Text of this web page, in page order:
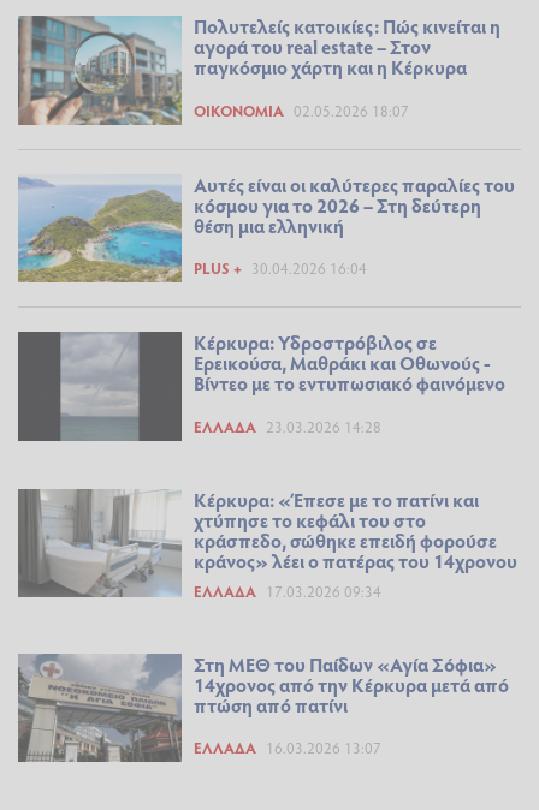
Πολυτελείς κατοικίες: Πώς κινείται η
αγορά του real estate – Στον
παγκόσμιο χάρτη και η Κέρκυρα
ΟΙΚΟΝΟΜΊΑ 02.05.2026 18:07
Αυτές είναι οι καλύτερες παραλίες του
κόσμου για το 2026 – Στη δεύτερη
θέση μια ελληνική
PLUS + 30.04.2026 16:04
Κέρκυρα: Υδροστρόβιλος σε
Ερεικούσα, Μαθράκι και Οθωνούς -
Βίντεο με το εντυπωσιακό φαινόμενο
ΕΛΛΆΔΑ 23.03.2026 14:28
Κέρκυρα: «Έπεσε με το πατίνι και
χτύπησε το κεφάλι του στο
κράσπεδο, σώθηκε επειδή φορούσε
κράνος» λέει ο πατέρας του 14χρονου
ΕΛΛΆΔΑ 17.03.2026 09:34
Στη ΜΕΘ του Παίδων «Αγία Σόφια»
14χρονος από την Κέρκυρα μετά από
πτώση από πατίνι
ΕΛΛΆΔΑ 16.03.2026 13:07